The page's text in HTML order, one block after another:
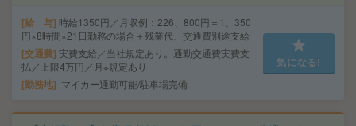
給 与 時給1350円／月収例：226、800円＝1、350
円×8時間×21日勤務の場合＋残業代、交通費別途支給
交通費 実費支給／当社規定あり。通勤交通費実費支
払／上限4万円／月※規定あり
勤務地 マイカー通勤可能/駐車場完備
気になる!